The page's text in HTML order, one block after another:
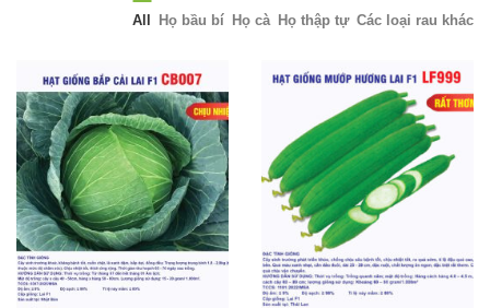
All Họ bầu bí Họ cà Họ thập tự Các loại rau khác